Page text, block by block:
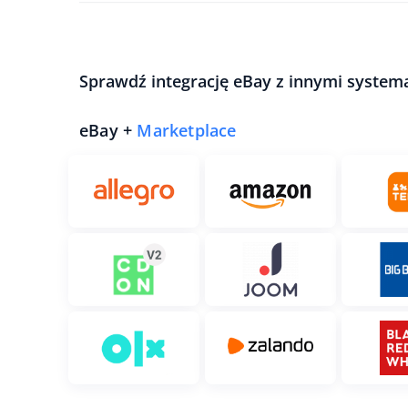
Sprawdź integrację eBay z innymi
eBay + Marketplace